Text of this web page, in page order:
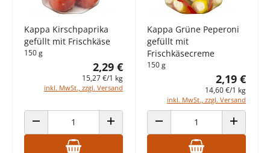
Kappa Kirschpaprika
gefüllt mit Frischkäse
150 g
2,29 €
15,27 €/1 kg
inkl. MwSt., zzgl. Versand
ANZAHL VERRINGERN ANZAHL ERHÖHEN
Kappa Grüne Peperoni
gefüllt mit
Frischkäsecreme
150 g
2,19 €
14,60 €/1 kg
inkl. MwSt., zzgl. Versand
ANZAHL VERRINGERN ANZAHL